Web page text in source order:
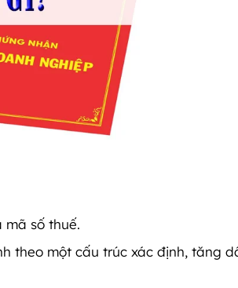
mã số thuế.
theo một cấu trúc xác định, tăng